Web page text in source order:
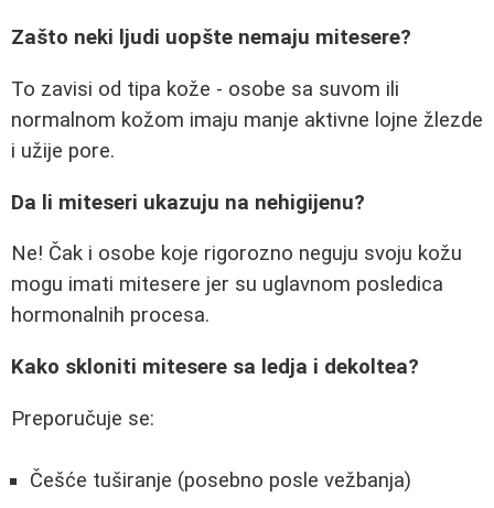
Zašto neki ljudi uopšte nemaju mitesere?
To zavisi od tipa kože - osobe sa suvom ili
normalnom kožom imaju manje aktivne lojne žlezde
i užije pore.
Da li miteseri ukazuju na nehigijenu?
Ne! Čak i osobe koje rigorozno neguju svoju kožu
mogu imati mitesere jer su uglavnom posledica
hormonalnih procesa.
Kako skloniti mitesere sa ledja i dekoltea?
Preporučuje se:
Češće tuširanje (posebno posle vežbanja)